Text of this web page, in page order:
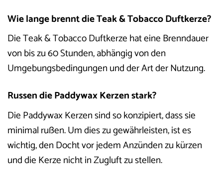
Wie lange brennt die Teak & Tobacco Duftkerze?
Die Teak & Tobacco Duftkerze hat eine Brenndauer
von bis zu 60 Stunden, abhängig von den
Umgebungsbedingungen und der Art der Nutzung.
Russen die Paddywax Kerzen stark?
Die Paddywax Kerzen sind so konzipiert, dass sie
minimal rußen. Um dies zu gewährleisten, ist es
wichtig, den Docht vor jedem Anzünden zu kürzen
und die Kerze nicht in Zugluft zu stellen.